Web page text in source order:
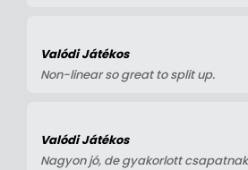
Valódi Játékos
Non-linear so great to split up.
Valódi Játékos
Nagyon jó, de gyakorlott